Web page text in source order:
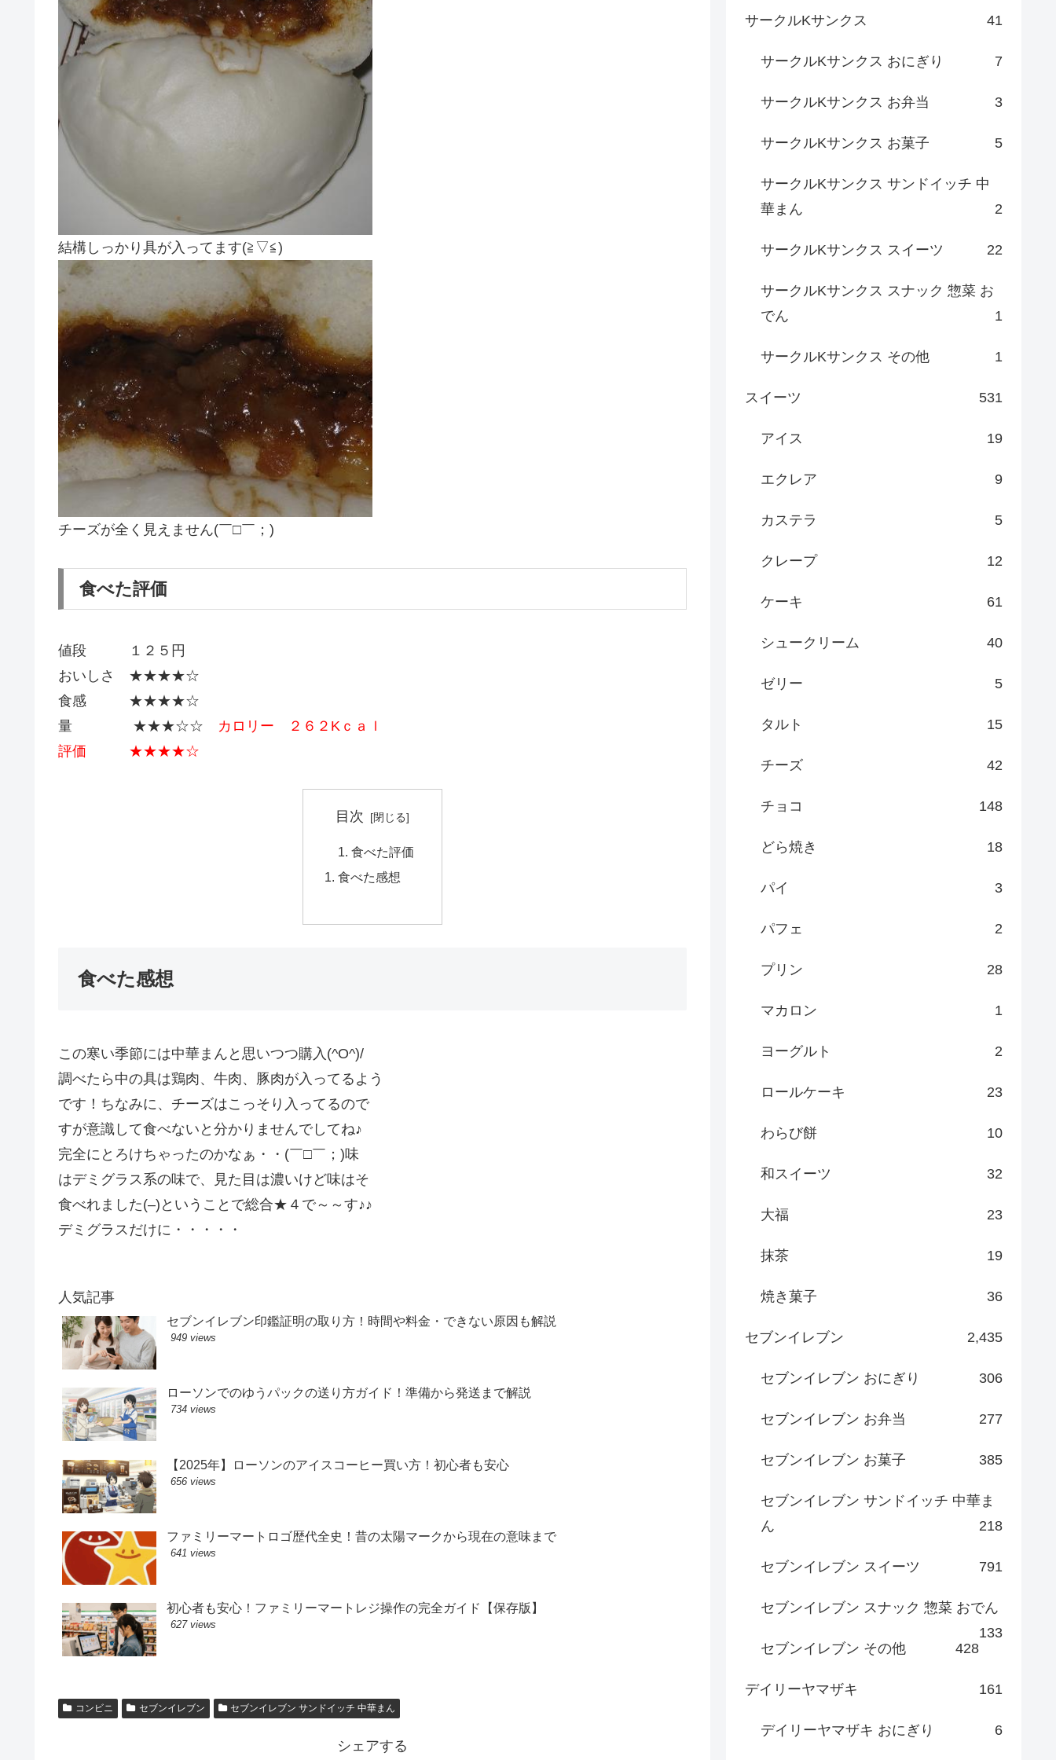
結構しっかり具が入ってます(≧▽≦)
チーズが全く見えません(￣□￣；)
食べた評価
値段 １２５円
おいしさ ★★★★☆
食感 ★★★★☆
量 ★★★☆☆ カロリー ２６２Kｃａｌ
評価 ★★★★☆
目次
食べた評価
食べた感想
食べた感想
この寒い季節には中華まんと思いつつ購入(^O^)/
調べたら中の具は鶏肉、牛肉、豚肉が入ってるよう
です！ちなみに、チーズはこっそり入ってるので
すが意識して食べないと分かりませんでしてね♪
完全にとろけちゃったのかなぁ・・(￣□￣；)味
はデミグラス系の味で、見た目は濃いけど味はそ
食べれました(–)ということで総合★４で～～す♪♪
デミグラスだけに・・・・・
人気記事
セブンイレブン印鑑証明の取り方！時間や料金・できない原因も解説
949 views
ローソンでのゆうパックの送り方ガイド！準備から発送まで解説
734 views
【2025年】ローソンのアイスコーヒー買い方！初心者も安心
656 views
ファミリーマートロゴ歴代全史！昔の太陽マークから現在の意味まで
641 views
初心者も安心！ファミリーマートレジ操作の完全ガイド【保存版】
627 views
コンビニ セブンイレブン セブンイレブン サンドイッチ 中華まん
シェアする
サークルKサンクス 41
サークルKサンクス おにぎり 7
サークルKサンクス お弁当 3
サークルKサンクス お菓子 5
サークルKサンクス サンドイッチ 中
華まん
2
サークルKサンクス スイーツ 22
サークルKサンクス スナック 惣菜 お
でん
1
サークルKサンクス その他 1
スイーツ 531
アイス 19
エクレア 9
カステラ 5
クレープ 12
ケーキ 61
シュークリーム 40
ゼリー 5
タルト 15
チーズ 42
チョコ 148
どら焼き 18
パイ 3
パフェ 2
プリン 28
マカロン 1
ヨーグルト 2
ロールケーキ 23
わらび餅 10
和スイーツ 32
大福 23
抹茶 19
焼き菓子 36
セブンイレブン 2,435
セブンイレブン おにぎり 306
セブンイレブン お弁当 277
セブンイレブン お菓子 385
セブンイレブン サンドイッチ 中華ま
ん
218
セブンイレブン スイーツ 791
セブンイレブン スナック 惣菜 おでん
133
セブンイレブン その他
428
デイリーヤマザキ 161
デイリーヤマザキ おにぎり 6